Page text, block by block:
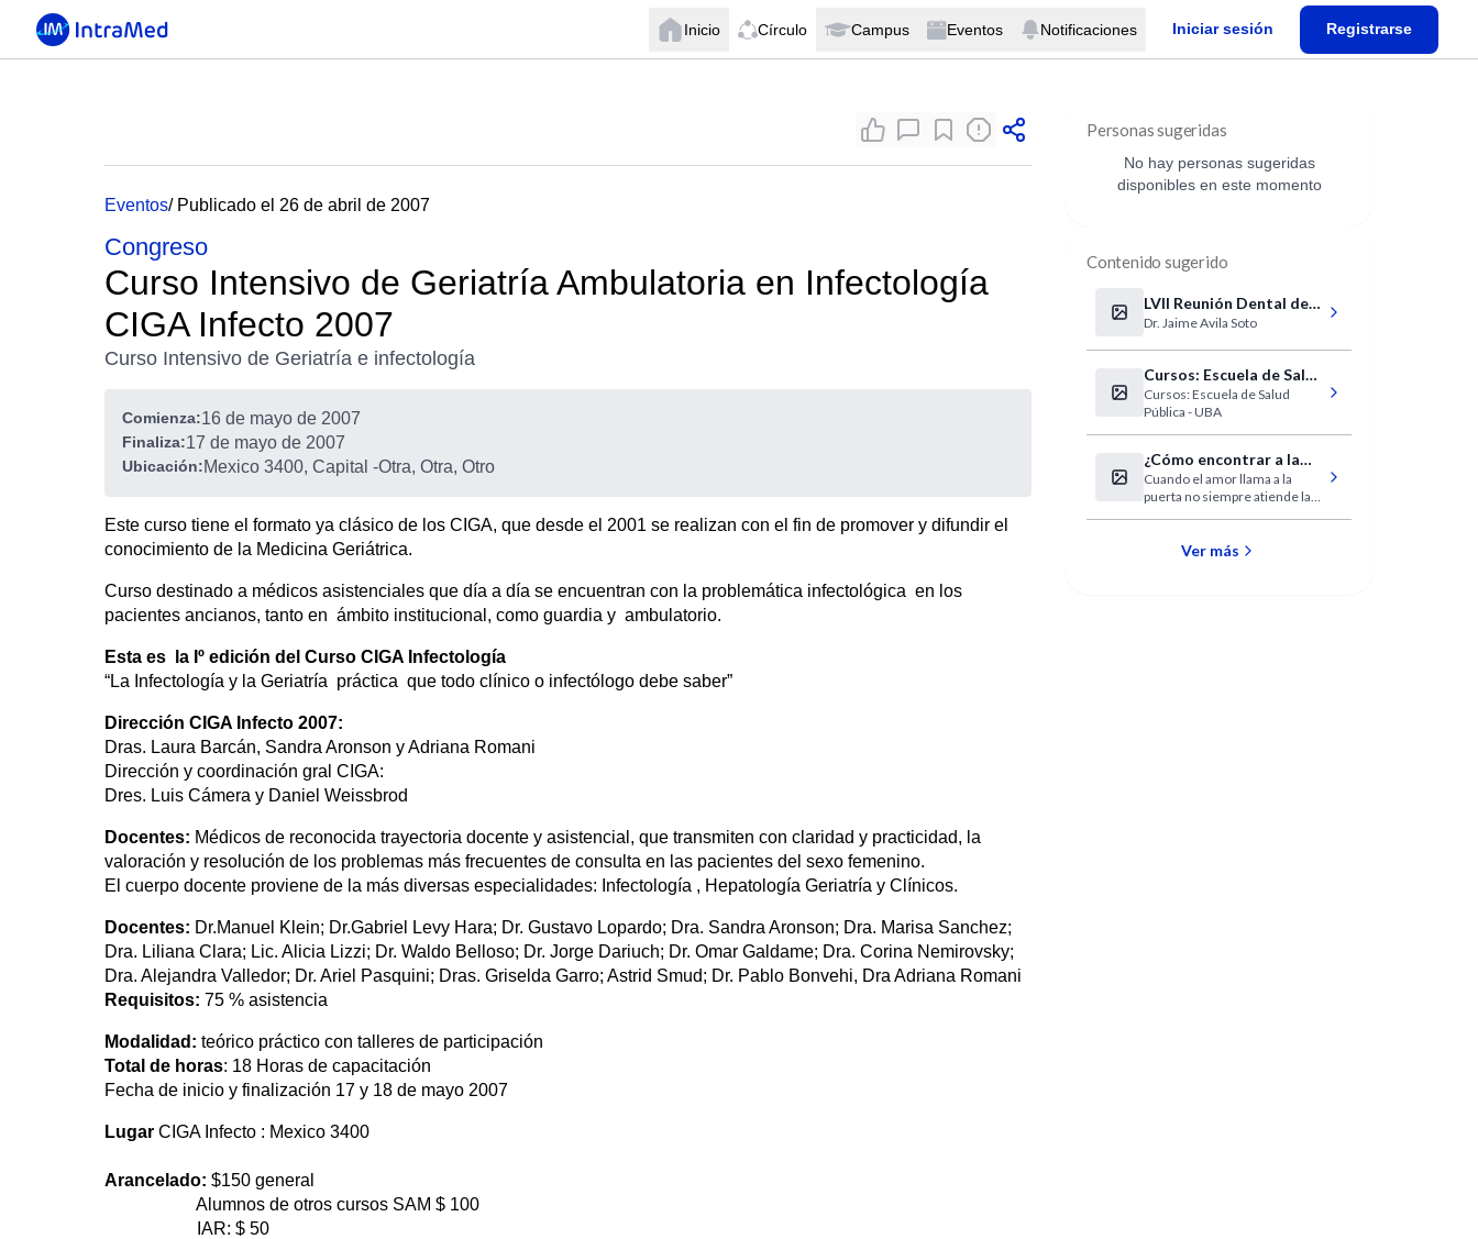
Inicio Círculo Campus Eventos Notificaciones Iniciar sesión Registrarse
Eventos/ Publicado el 26 de abril de 2007
Congreso
Curso Intensivo de Geriatría Ambulatoria en Infectología
CIGA Infecto 2007
Curso Intensivo de Geriatría e infectología
Comienza:16 de mayo de 2007
Finaliza:17 de mayo de 2007
Ubicación:Mexico 3400, Capital -Otra, Otra, Otro
Este curso tiene el formato ya clásico de los CIGA, que desde el 2001 se realizan con el fin de promover y difundir el
conocimiento de la Medicina Geriátrica.
Curso destinado a médicos asistenciales que día a día se encuentran con la problemática infectológica en los
pacientes ancianos, tanto en ámbito institucional, como guardia y ambulatorio.
Esta es la Iº edición del Curso CIGA Infectología
“La Infectología y la Geriatría práctica que todo clínico o infectólogo debe saber”
Dirección CIGA Infecto 2007:
Dras. Laura Barcán, Sandra Aronson y Adriana Romani
Dirección y coordinación gral CIGA:
Dres. Luis Cámera y Daniel Weissbrod
Docentes: Médicos de reconocida trayectoria docente y asistencial, que transmiten con claridad y practicidad, la
valoración y resolución de los problemas más frecuentes de consulta en las pacientes del sexo femenino.
El cuerpo docente proviene de la más diversas especialidades: Infectología , Hepatología Geriatría y Clínicos.
Docentes: Dr.Manuel Klein; Dr.Gabriel Levy Hara; Dr. Gustavo Lopardo; Dra. Sandra Aronson; Dra. Marisa Sanchez;
Dra. Liliana Clara; Lic. Alicia Lizzi; Dr. Waldo Belloso; Dr. Jorge Dariuch; Dr. Omar Galdame; Dra. Corina Nemirovsky;
Dra. Alejandra Valledor; Dr. Ariel Pasquini; Dras. Griselda Garro; Astrid Smud; Dr. Pablo Bonvehi, Dra Adriana Romani
Requisitos: 75 % asistencia
Modalidad: teórico práctico con talleres de participación
Total de horas: 18 Horas de capacitación
Fecha de inicio y finalización 17 y 18 de mayo 2007
Lugar CIGA Infecto : Mexico 3400
Arancelado: $150 general
Alumnos de otros cursos SAM $ 100
IAR: $ 50
Personas sugeridas
No hay personas sugeridas
disponibles en este momento
Contenido sugerido
LVII Reunión Dental de
Provincia Dr. Jaime Avila
Soto
Dr. Jaime Avila Soto
Cursos: Escuela de Salud
Pública
Cursos: Escuela de Salud
Pública - UBA
¿Cómo encontrar a la
pareja ideal y hacer que
perdure?
Cuando el amor llama a la
puerta no siempre atiende la
mujeres.Ver más